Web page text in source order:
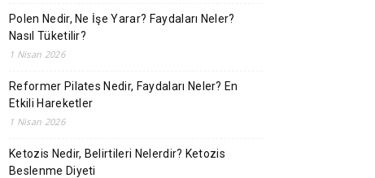
Polen Nedir, Ne İşe Yarar? Faydaları Neler?
Nasıl Tüketilir?
1 Nisan 2026
Reformer Pilates Nedir, Faydaları Neler? En
Etkili Hareketler
1 Nisan 2026
Ketozis Nedir, Belirtileri Nelerdir? Ketozis
Beslenme Diyeti